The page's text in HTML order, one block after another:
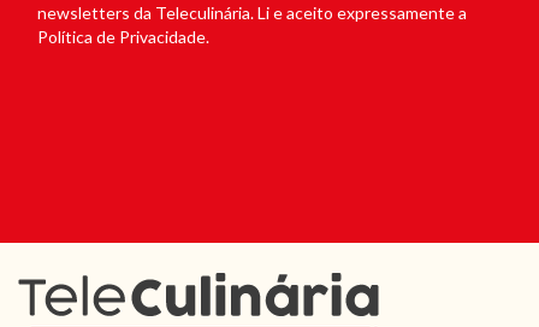
newsletters da Teleculinária. Li e aceito expressamente a
Política de Privacidade.